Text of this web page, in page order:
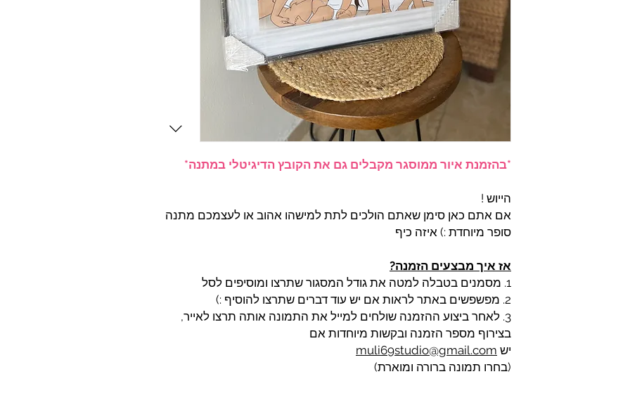
*בהזמנת איור ממוסגר מקבלים גם את הקובץ הדיגיטלי במתנה*
הייוש !
אם אתם כאן סימן שאתם הולכים לתת למישהו אהוב או לעצמכם מתנה
סופר מיוחדת :) איזה כיף
אז איך מבצעים הזמנה?
1. מסמנים בטבלה למטה את גודל המסגור שתרצו ומוסיפים לסל
2. מפשפשים באתר לראות אם יש עוד דברים שתרצו להוסיף :)
3. לאחר ביצוע ההזמנה שולחים למייל את התמונה אותה תרצו לאייר,
בצירוף מספר הזמנה ובקשות מיוחדות אם
יש muli69studio@gmail.com
(בחרו תמונה ברורה ומוארת)